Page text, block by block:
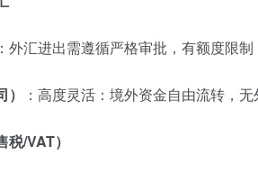
外汇进出需遵循严格审批，有额度限制
：高度灵活：境外资金自由流转，
税/VAT）